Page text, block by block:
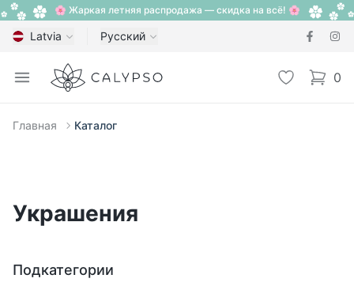
🌸 Жаркая летняя распродажа — скидка на всё! 🌸
Latvia Русский
Open menu
Calypso Избранное
0
items
Главная Каталог
Украшения
Подкатегории